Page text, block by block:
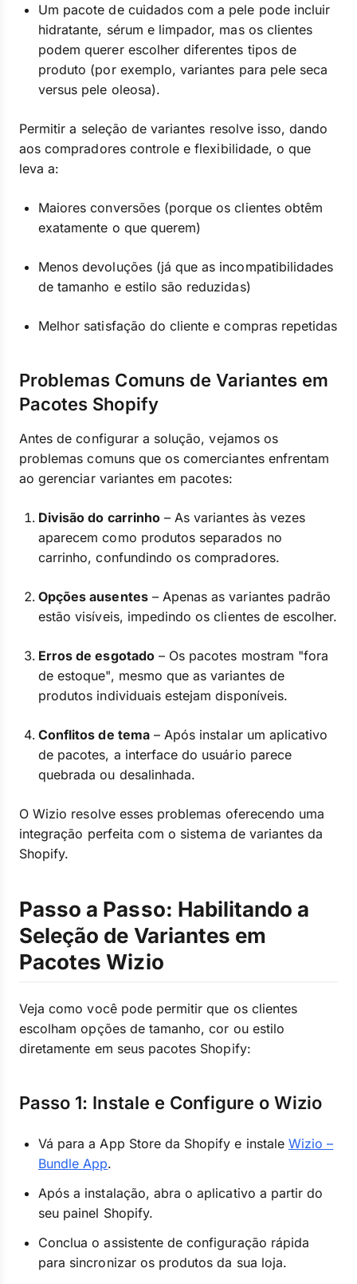
Um pacote de cuidados com a pele pode incluir
hidratante, sérum e limpador, mas os clientes
podem querer escolher diferentes tipos de
produto (por exemplo, variantes para pele seca
versus pele oleosa).
Permitir a seleção de variantes resolve isso, dando
aos compradores controle e flexibilidade, o que
leva a:
Maiores conversões (porque os clientes obtêm
exatamente o que querem)
Menos devoluções (já que as incompatibilidades
de tamanho e estilo são reduzidas)
Melhor satisfação do cliente e compras repetidas
Problemas Comuns de Variantes em
Pacotes Shopify
Antes de configurar a solução, vejamos os
problemas comuns que os comerciantes enfrentam
ao gerenciar variantes em pacotes:
Divisão do carrinho– As variantes às vezes
aparecem como produtos separados no
carrinho, confundindo os compradores.
Opções ausentes– Apenas as variantes padrão
estão visíveis, impedindo os clientes de escolher.
Erros de esgotado– Os pacotes mostram "fora
de estoque", mesmo que as variantes de
produtos individuais estejam disponíveis.
Conflitos de tema– Após instalar um aplicativo
de pacotes, a interface do usuário parece
quebrada ou desalinhada.
O Wizio resolve esses problemas oferecendo uma
integração perfeita com o sistema de variantes da
Shopify.
Passo a Passo: Habilitando a
Seleção de Variantes em
Pacotes Wizio
Veja como você pode permitir que os clientes
escolham opções de tamanho, cor ou estilo
diretamente em seus pacotes Shopify:
Passo 1: Instale e Configure o Wizio
Vá para a App Store da Shopify e instale Wizio –
Bundle App.
Após a instalação, abra o aplicativo a partir do
seu painel Shopify.
Conclua o assistente de configuração rápida
para sincronizar os produtos da sua loja.